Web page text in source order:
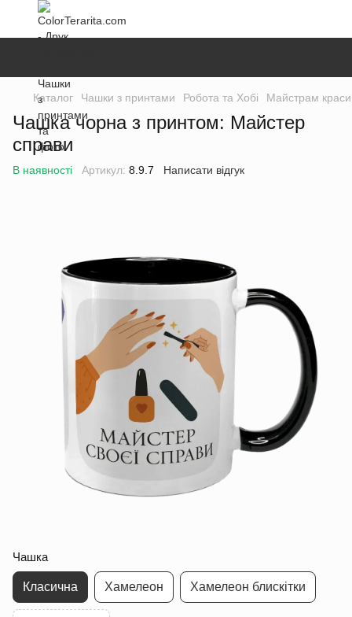
Каталог Чашки з принтами Робота та Хобі Майстрам
Чашка чорна з принтом: Майстер
справи
В наявності Артикул: 8.9.7 Написати відгук
Чашка
Класична Хамелеон Хамелеон блискітки